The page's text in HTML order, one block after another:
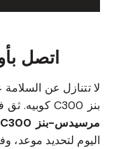
اتصل
لا تتنازل عن
بنز C300 كوبيه. ثق في أوتو إكسبرت ورش لإصلاح
مرسيدس-بنز C300 كوبيه في دبي
اليوم لتحديد موعد،